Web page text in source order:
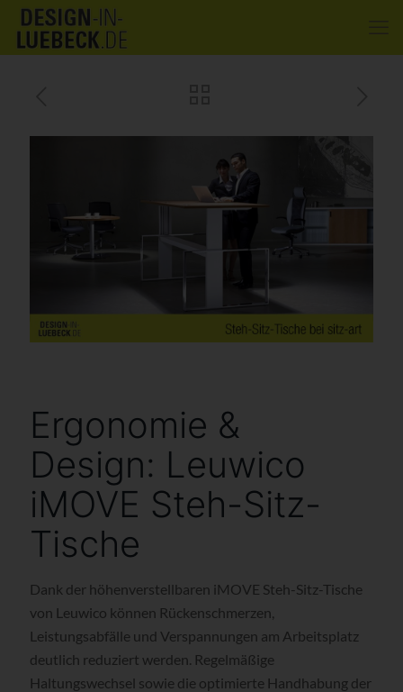
Ergonomie &
Design: Leuwico
iMOVE Steh-Sitz-
Tische
Dank der höhenverstellbaren iMOVE Steh-Sitz-Tische
von Leuwico können Rückenschmerzen,
Leistungsabfälle und Verspannungen am Arbeitsplatz
deutlich reduziert werden. Regelmäßige
Haltungswechsel sowie die optimierte Handhabung der